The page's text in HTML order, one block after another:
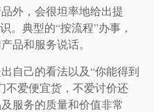
外，会很坦率地给出提
。典型的“按流程”办事，
品和服务说话。
自己的看法以及“你能得到
不爱便宜货，不爱讨价还
服务的质量和价值非常